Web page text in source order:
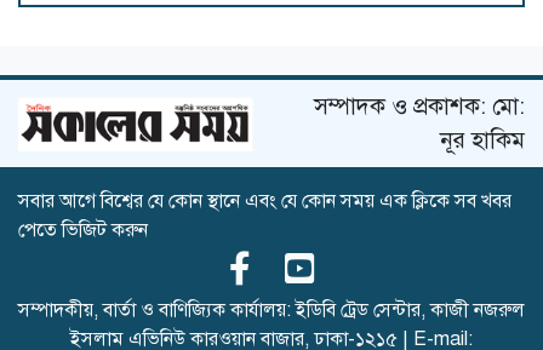
কিয়ার স্টার্মার
অপরিকল্পিত নগরায়ণে ডুবছে
সম্পাদক ও প্রকাশক: মো:
নূর হাকিম
সবার আগে বিশ্বের যে কোন স্থানে এবং যে কোন সময় এক ক্লিকে সব খবর
পেতে ভিজিট করুন
সম্পাদকীয়, বার্তা ও বাণিজ্যিক কার্যালয়: ইডিবি ট্রেড সেন্টার, কাজী নজরুল
ইসলাম এভিনিউ কারওয়ান বাজার, ঢাকা-১২১৫ | E-mail: